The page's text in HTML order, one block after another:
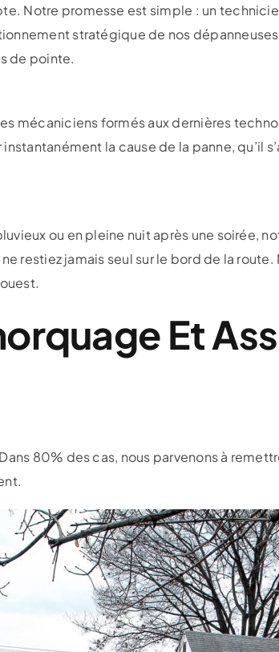
Notre promesse est simple : un
stratégique de nos
de pointe.
mécaniciens formés aux dernières
la cause de la panne, qu’il
ou en pleine nuit après une soirée,
restiez jamais seul sur le bord de la
Et
80% des cas, nous parvenons à